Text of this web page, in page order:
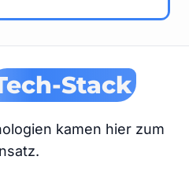
Stack
kamen hier zum